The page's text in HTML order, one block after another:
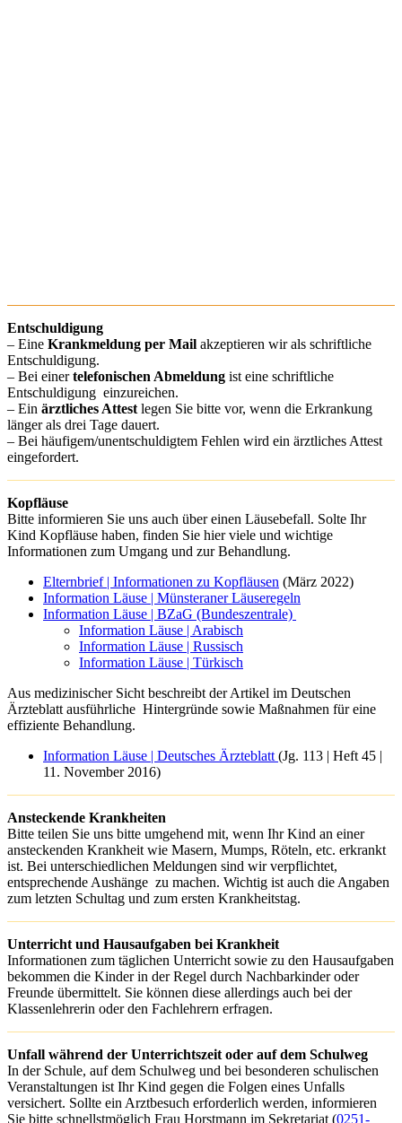
Entschuldigung
– Eine Krankmeldung per Mail akzeptieren wir als schriftliche
Entschuldigung.
– Bei einertelefonischen Abmeldung ist eine schriftliche
Entschuldigung einzureichen.
– Ein ärztliches Attest legen Sie bitte vor, wenn die Erkrankung
länger als drei Tage dauert.
– Bei häufigem/unentschuldigtem Fehlen wird ein ärztliches Attest
eingefordert.
Kopfläuse
Bitte informieren Sie uns auch über einen Läusebefall. Solte Ihr
Kind Kopfläuse haben, finden Sie hier viele und wichtige
Informationen zum Umgang und zur Behandlung.
Elternbrief | Informationen zu Kopfläusen (März 2022)
Information Läuse | Münsteraner Läuseregeln
Information Läuse | BZaG (Bundeszentrale)
Information Läuse | Arabisch
Information Läuse | Russisch
Information Läuse | Türkisch
Aus medizinischer Sicht beschreibt der Artikel im Deutschen
Ärzteblatt ausführliche Hintergründe sowie Maßnahmen für eine
effiziente Behandlung.
Information Läuse | Deutsches Ärzteblatt (Jg. 113 | Heft 45 |
11. November 2016)
Ansteckende Krankheiten
Bitte teilen Sie uns bitte umgehend mit, wenn Ihr Kind an einer
ansteckenden Krankheit wie Masern, Mumps, Röteln, etc. erkrankt
ist. Bei unterschiedlichen Meldungen sind wir verpflichtet,
entsprechende Aushänge zu machen. Wichtig ist auch die Angaben
zum letzten Schultag und zum ersten Krankheitstag.
Unterricht und Hausaufgaben bei Krankheit
Informationen zum täglichen Unterricht sowie zu den Hausaufgaben
bekommen die Kinder in der Regel durch Nachbarkinder oder
Freunde übermittelt. Sie können diese allerdings auch bei der
Klassenlehrerin oder den Fachlehrern erfragen.
Unfall während der Unterrichtszeit oder auf dem Schulweg
In der Schule, auf dem Schulweg und bei besonderen schulischen
Veranstaltungen ist Ihr Kind gegen die Folgen eines Unfalls
versichert. Sollte ein Arztbesuch erforderlich werden, informieren
Sie bitte schnellstmöglich Frau Horstmann im Sekretariat (0251-